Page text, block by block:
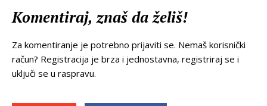
Komentiraj, znaš da želiš!
Za komentiranje je potrebno prijaviti se. Nemaš korisnički
račun? Registracija je brza i jednostavna, registriraj se i
uključi se u raspravu.